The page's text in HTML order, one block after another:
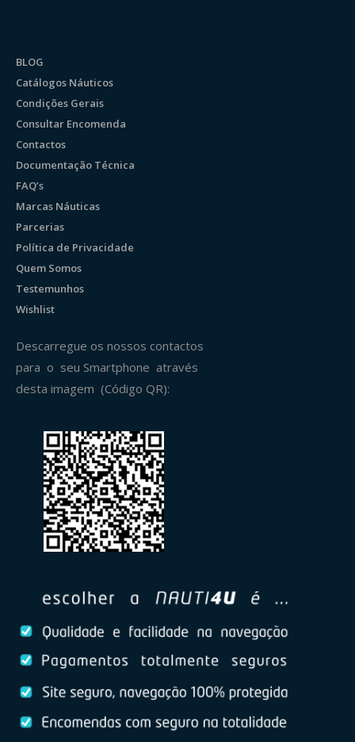
BLOG
Catálogos Náuticos
Condições Gerais
Consultar Encomenda
Contactos
Documentação Técnica
FAQ’s
Marcas Náuticas
Parcerias
Política de Privacidade
Quem Somos
Testemunhos
Wishlist
Descarregue os nossos contactos
para o seu Smartphone através
desta imagem (Código QR):